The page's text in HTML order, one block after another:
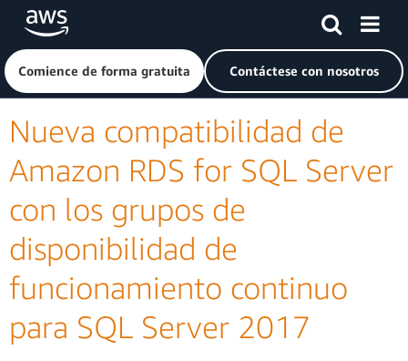
Saltar al contenido principal
Haga clic aquí para volver a la página de inicio de Amazon
Comience de forma gratuita Contáctese con nosotros
Nueva compatibilidad de
Amazon RDS for SQL Server
con los grupos de
disponibilidad de
funcionamiento continuo
para SQL Server 2017